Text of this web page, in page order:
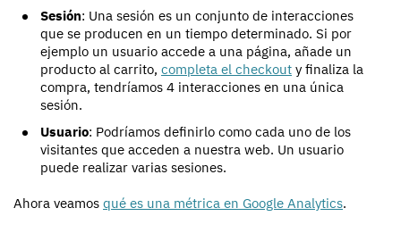
Sesión: Una sesión es un conjunto de interacciones
que se producen en un tiempo determinado. Si por
ejemplo un usuario accede a una página, añade un
producto al carrito, completa el checkout y finaliza la
compra, tendríamos 4 interacciones en una única
sesión.
Usuario: Podríamos definirlo como cada uno de los
visitantes que acceden a nuestra web. Un usuario
puede realizar varias sesiones.
Ahora veamos qué es una métrica en Google Analytics.